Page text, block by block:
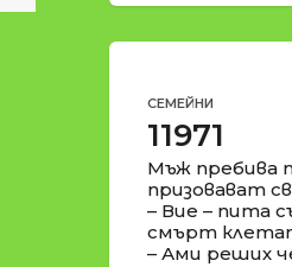
СЕМЕЙНИ
11971
Мъж пребива
призовават
– Вие – пита
смърт
– Ами реших